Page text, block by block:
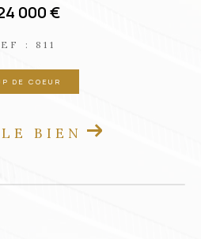
000 €
: VM29950
NOUVEAUTÉ
BIEN